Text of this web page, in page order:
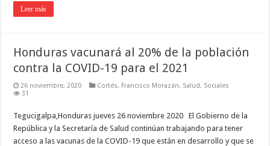
Leer más
Honduras vacunará al 20% de la población
contra la COVID-19 para el 2021
26 noviembre, 2020 Cortés, Francisco Morazán, Salud, Sociales
31
Tegucigalpa,Honduras jueves 26 noviembre 2020 El Gobierno de la
República y la Secretaría de Salud continúan trabajando para tener
acceso a las vacunas de la COVID-19 que están en desarrollo y que se